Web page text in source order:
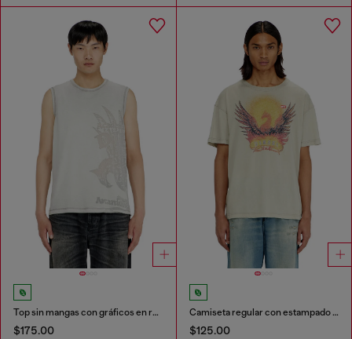
Top sin mangas con gráficos en relieve
$175.00
Camiseta regular con estampado de fénix
$125.00